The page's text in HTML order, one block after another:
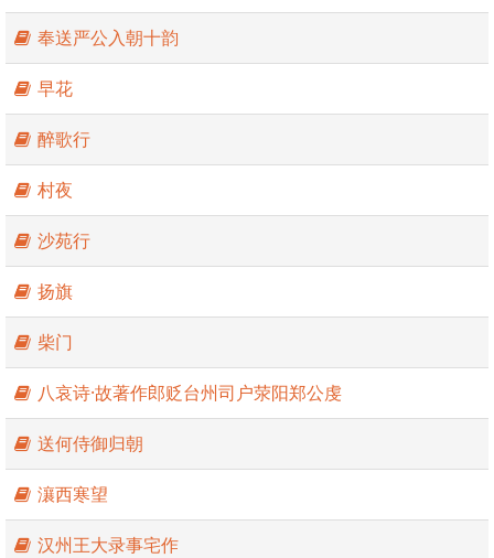
奉送严公入朝十韵
早花
醉歌行
村夜
沙苑行
扬旗
柴门
八哀诗·故著作郎贬台州司户荥阳郑公虔
送何侍御归朝
瀼西寒望
汉州王大录事宅作